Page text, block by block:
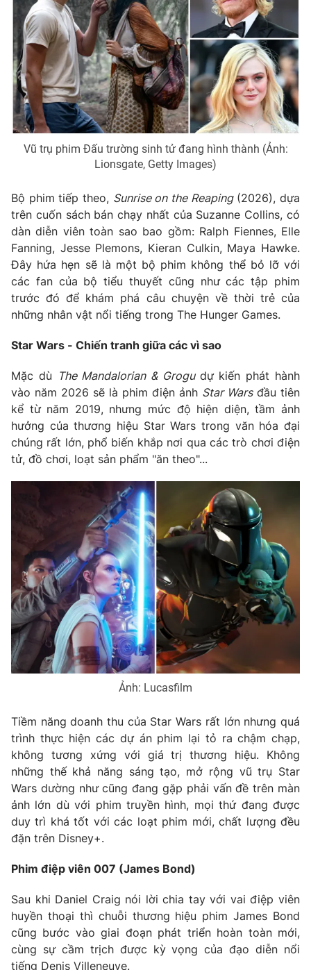
Vũ trụ phim Đấu trường sinh tử đang hình thành (Ảnh:
Lionsgate, Getty Images)
Bộ phim tiếp theo, Sunrise on the Reaping(2026), dựa
trên cuốn sách bán chạy nhất của Suzanne Collins, có
dàn diễn viên toàn sao bao gồm: Ralph Fiennes, Elle
Fanning, Jesse Plemons, Kieran Culkin, Maya Hawke.
Đây hứa hẹn sẽ là một bộ phim không thể bỏ lỡ với
các fan của bộ tiểu thuyết cũng như các tập phim
trước đó để khám phá câu chuyện về thời trẻ của
những nhân vật nổi tiếng trong The Hunger Games.
Star Wars - Chiến tranh giữa các vì sao
Mặc dù The Mandalorian & Grogu dự kiến phát hành
vào năm 2026 sẽ là phim điện ảnh Star Warsđầu tiên
kể từ năm 2019, nhưng mức độ hiện diện, tầm ảnh
hưởng của thương hiệu Star Wars trong văn hóa đại
chúng rất lớn, phổ biến khắp nơi qua các trò chơi điện
tử, đồ chơi, loạt sản phẩm "ăn theo"...
Ảnh: Lucasfilm
Tiềm năng doanh thu của Star Wars rất lớn nhưng quá
trình thực hiện các dự án phim lại tỏ ra chậm chạp,
không tương xứng với giá trị thương hiệu. Không
những thế khả năng sáng tạo, mở rộng vũ trụ Star
Wars dường như cũng đang gặp phải vấn đề trên màn
ảnh lớn dù với phim truyền hình, mọi thứ đang được
duy trì khá tốt với các loạt phim mới, chất lượng đều
đặn trên Disney+.
Phim điệp viên 007 (James Bond)
Sau khi Daniel Craig nói lời chia tay với vai điệp viên
huyền thoại thì chuỗi thương hiệu phim James Bond
cũng bước vào giai đoạn phát triển hoàn toàn mới,
cùng sự cầm trịch được kỳ vọng của đạo diễn nổi
tiếng Denis Villeneuve.